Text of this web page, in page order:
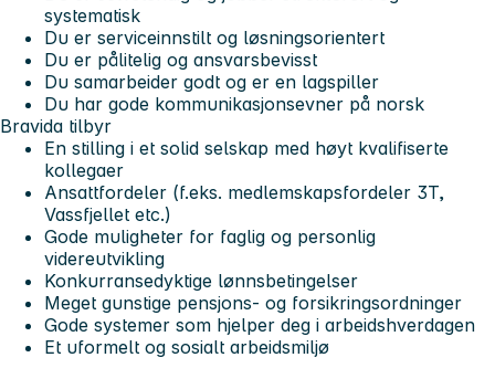
systematisk
Du er serviceinnstilt og løsningsorientert
Du er pålitelig og ansvarsbevisst
Du samarbeider godt og er en lagspiller
Du har gode kommunikasjonsevner på norsk
Bravida tilbyr
En stilling i et solid selskap med høyt kvalifiserte
kollegaer
Ansattfordeler (f.eks. medlemskapsfordeler 3T,
Vassfjellet etc.)
Gode muligheter for faglig og personlig
videreutvikling
Konkurransedyktige lønnsbetingelser
Meget gunstige pensjons- og forsikringsordninger
Gode systemer som hjelper deg i arbeidshverdagen
Et uformelt og sosialt arbeidsmiljø